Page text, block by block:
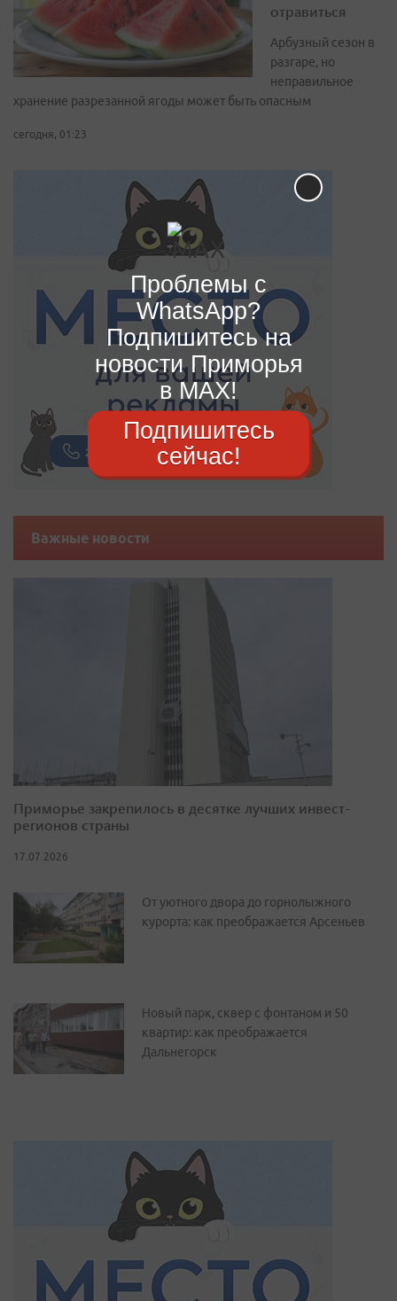
отравиться
Арбузный сезон в
разгаре, но
неправильное
хранение разрезанной ягоды может быть опасным
сегодня, 01:23
Важные новости
Приморье закрепилось в десятке лучших инвест-
регионов страны
17.07.2026
От уютного двора до горнолыжного
курорта: как преображается Арсеньев
Новый парк, сквер с фонтаном и 50
квартир: как преображается
Дальнегорск
Проблемы с
WhatsApp?
Подпишитесь на
новости Приморья
в MAX!
Подпишитесь
сейчас!